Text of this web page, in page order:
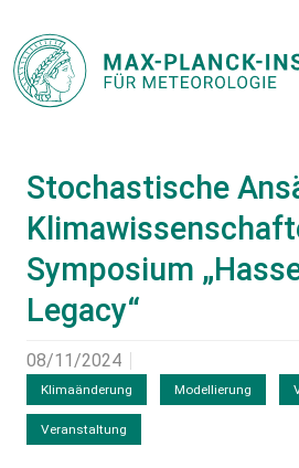
Stochastische
Symposium
Legacy“
08/11/2024
Klimaänderung Modellierung
Veranstaltung